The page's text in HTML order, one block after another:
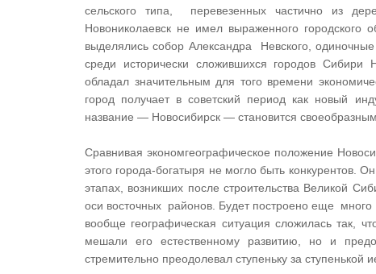
сельского типа, перевезенных частично из
Новониколаевск не имел выраженного
выделялись собор Александра Невского,
среди исторически сложившихся городов Сибири
обладал значительным для того времени
город получает в советский период как новый
название — Новосибирск — становится
Сравнивая экономгеографическое положение
этого города-богатыря не могло быть конкурентов.
этапах, возникших после строительства Великой
оси восточных районов. Будет построено еще
вообще географическая ситуация сложилась так,
мешали его естественному развитию, но и
стремительно преодолевал ступеньку за ступенькой